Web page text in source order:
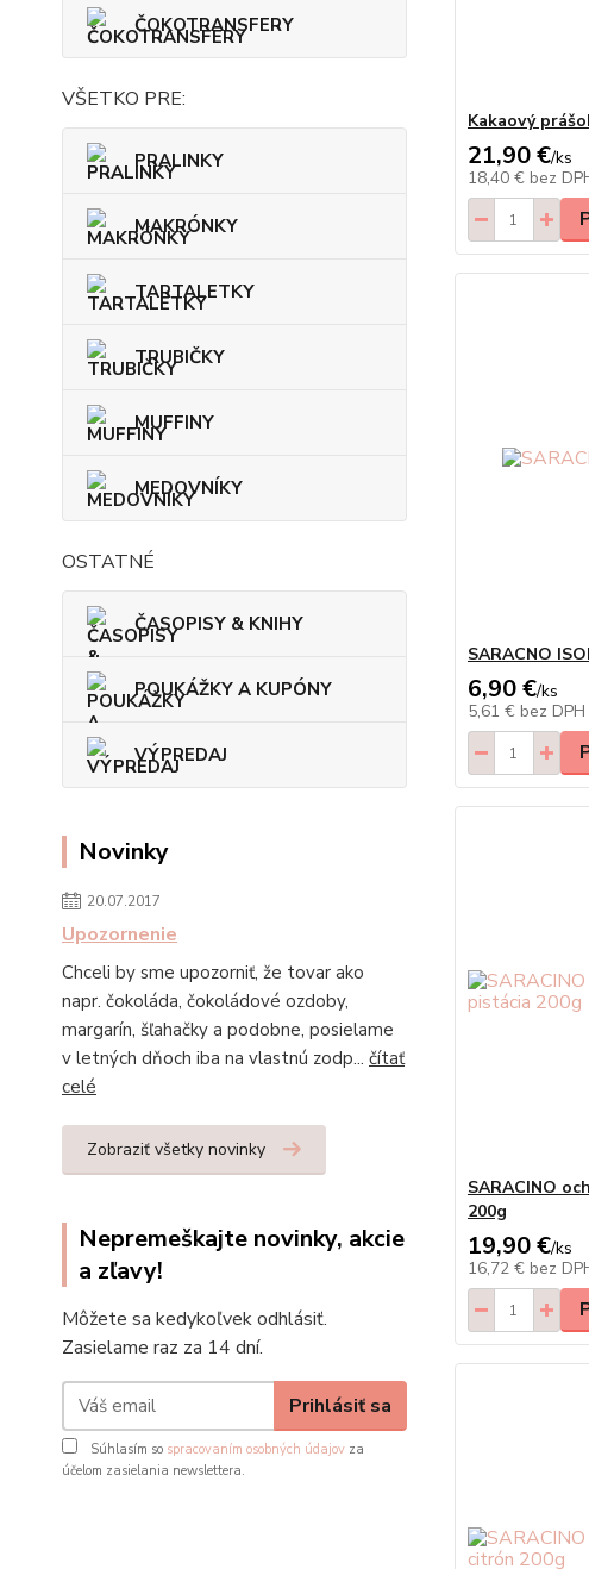
ČOKOTRANSFERY
VŠETKO PRE:
PRALINKY
MAKRÓNKY
TARTALETKY
TRUBIČKY
MUFFINY
MEDOVNÍKY
OSTATNÉ
ČASOPISY & KNIHY
POUKÁŽKY A KUPÓNY
VÝPREDAJ
Novinky
20.07.2017
Upozornenie
Chceli by sme upozorniť, že tovar ako
napr. čokoláda, čokoládové ozdoby,
margarín, šľahačky a podobne, posielame
v letných dňoch iba na vlastnú zodp... čítať
celé
Zobraziť všetky novinky
Nepremeškajte novinky, akcie
a zľavy!
Môžete sa kedykoľvek odhlásiť.
Zasielame raz za 14 dní.
Prihlásiť sa
Súhlasím so spracovaním osobných údajov za
účelom zasielania newslettera.
Kakaový
21,90 €/ks
18,40 € bez
SARACNO
6,90 €/ks
5,61 € bez DPH
SARACINO
200g
19,90 €/ks
16,72 € bez